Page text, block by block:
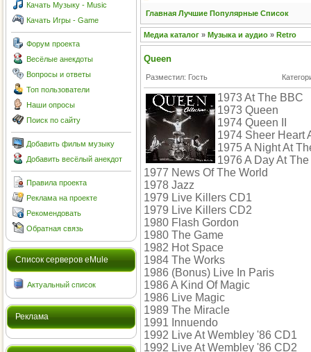
Качать Музыку - Music
Качать Игры - Game
Форум проекта
Весёлые анекдоты
Вопросы и ответы
Топ пользователи
Наши опросы
Поиск по сайту
Добавить фильм музыку
Добавить весёлый анекдот
Правила проекта
Реклама на проекте
Рекомендовать
Обратная связь
Cписок серверов eMule
Актуальный список
Реклама
Главная Лучшие Популярные Список
Медиа каталог » Музыка и аудио » Retro
Queen
Разместил: Гость
1973 At The BBC
1973 Queen
1974 Queen II
1974 Sheer Heart
1975 A Night At
1976 A Day At
1977 News Of The World
1978 Jazz
1979 Live Killers CD1
1979 Live Killers CD2
1980 Flash Gordon
1980 The Game
1982 Hot Space
1984 The Works
1986 (Bonus) Live In Paris
1986 A Kind Of Magic
1986 Live Magic
1989 The Miracle
1991 Innuendo
1992 Live At Wembley '86 CD1
1992 Live At Wembley '86 CD2